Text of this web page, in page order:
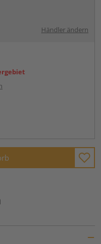
Händler ändern